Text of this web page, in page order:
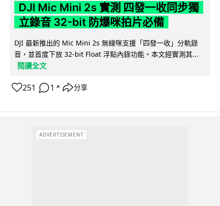
DJI Mic Mini 2s 實測 四發一收同步獨
立錄音 32-bit 防爆咪拍片必備
DJI 最新推出的 Mic Mini 2s 無線咪支援「四發一收」分軌錄
音，並首度下放 32-bit Float 浮點內錄功能。本文經實測其...
閱讀全文
251 1 ↗ 分享
ADVERTISEMENT